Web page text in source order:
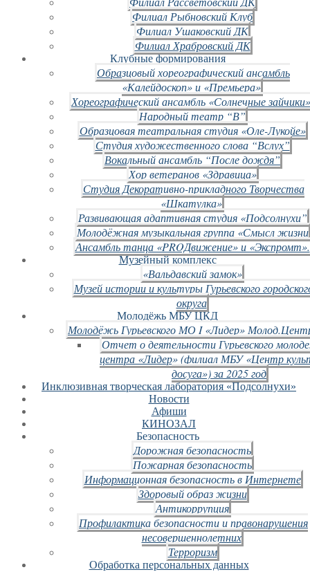
Филиал Рыбновский Клуб
Филиал Ушаковский ДК
Филиал Храбровский ДК
Клубные формирования
Образцовый хореографический ансамбль
«Калейдоскоп» и «Премьера»
Хореографический ансамбль «Солнечные
Народный театр “В”
Образцовая театральная студия «Оле-Лукойе»
Студия художественного слова “Вслух”
Вокальный ансамбль “После дождя”
Хор ветеранов «Здравица»
Студия Декоративно-прикладного Творчества
«Шкатулка»
Развивающая адаптивная студия «Подсолнухи”
Молодёжная музыкальная группа «Смысл жизни
Ансамбль танца «PROДвижение» и «Экспромт».
Музейный комплекс
«Вальдавский замок»
Музей истории и культуры Гурьевского
округа
Молодёжь МБУ ЦКД
Молодёжь Гурьевского МО I «Лидер»
Отчет о деятельности Гурьевского
центра «Лидер» (филиал МБУ «Центр
досуга») за 2025 год
Инклюзивная творческая лаборатория «Подсолнухи»
Новости
Афиши
КИНОЗАЛ
Безопасность
Дорожная безопасность
Пожарная безопасность
Информационная безопасность в Интернете
Здоровый образ жизни
Антикоррупция
Профилактика безопасности и правонарушения
несовершеннолетних
Терроризм
Обработка персональных данных